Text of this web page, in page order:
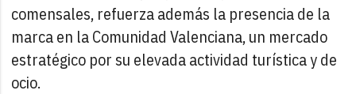
comensales, refuerza además la presencia de la
marca en la Comunidad Valenciana, un mercado
estratégico por su elevada actividad turística y de
ocio.